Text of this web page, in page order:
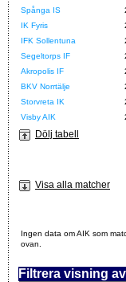
Spånga IS
IK Fyris
IFK Sollentuna
Segeltorps IF
Akropolis IF
BKV Norrtälje
Storvreta IK
Visby AIK
Dölj tabell
Visa alla matcher
Ingen data om AIK som
ovan.
Filtrera visning